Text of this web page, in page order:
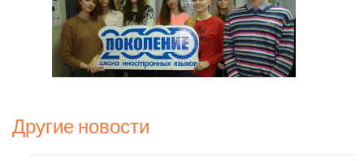
Другие новости